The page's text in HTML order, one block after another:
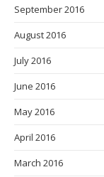
September 2016
August 2016
July 2016
June 2016
May 2016
April 2016
March 2016